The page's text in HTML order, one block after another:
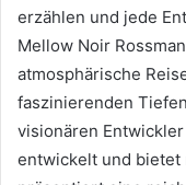
erzählen und jede
Mellow Noir
atmosphärische
faszinierenden
visionären
entwickelt und bietet